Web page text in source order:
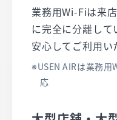
業務用Wi-Fiは来
に完全に分離して
安心してご利用い
USEN AIRは業務
応